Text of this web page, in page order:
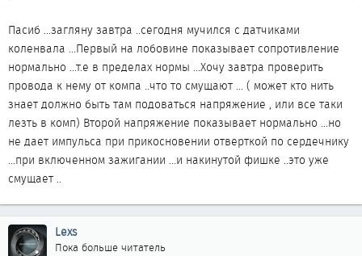
Пасиб ...загляну завтра ..сегодня мучился с датчиками
коленвала ...Первый на лобовине показывает сопротивление
нормально ...т.е в пределах нормы ...Хочу завтра проверить
провода к нему от компа ..что то смущают ... ( может кто нить
знает должно быть там подоваться напряжение , или все таки
лезть в комп) Второй напряжение показывает нормально ...но
не дает импульса при прикосновении отверткой по сердечнику
...при включенном зажигании ...и накинутой фишке ..это уже
смущает ..
Lexs
Пока больше читатель